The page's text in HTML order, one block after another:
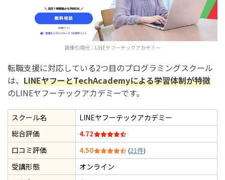
画像引用元： LINEヤフーテックアカデミー
転職支援に対応している2つ目のプログラミングスクール
は、 LINEヤフーとTechAcademyによる学習体制が特徴
のLINEヤフーテックアカデミーです。
スクール名
LINEヤフーテックアカデミー
総合評価
4.72
口コミ評価 4.50 (21件)
受講形態
オンライン